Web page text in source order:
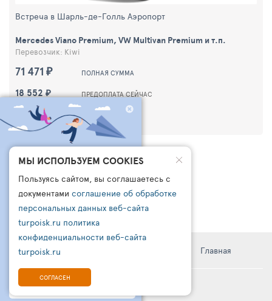
71 471 ₽ ПОЛНАЯ СУММА
18 552 ₽ ПРЕДОПЛАТА СЕЙЧАС
ДЕТАЛИ ТРАНСФЕРА
Встреча в Шарль-де-Голль Аэропорт
Mercedes Viano Premium, VW Multivan Premium и т.п.
Перевозчик: Kiwi
Информация Главная
© TURPOISK, 2002-2026
ЧТО БРОНИРУЮТ
ДРУГИЕ СЕГОДНЯ?
ПОДПИШИСЬ НА НАШ
КАНАЛ В ТЕЛЕГРАМ
Узнайте:
- Что чаще всего бронируют другие
- Какую подборку для вас готовы
сделать турагенты
ПОДПИШИТЕСЬ
МЫ ИСПОЛЬЗУЕМ COOKIES
Пользуясь сайтом, вы соглашаетесь с
документами соглашение об обработке
персональных данных веб-сайта
turpoisk.ru политика
конфиденциальности веб-сайта
turpoisk.ru
СОГЛАСЕН